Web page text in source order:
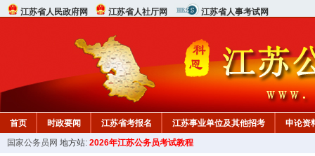
江苏省人民政府网 江苏省人社厅网 江苏省人事考试网
首页 时政要闻 江苏省考报名 江苏事业单位及其他招考
申论资
国家公务员网 地方站: 2026年江苏公务员考试教程